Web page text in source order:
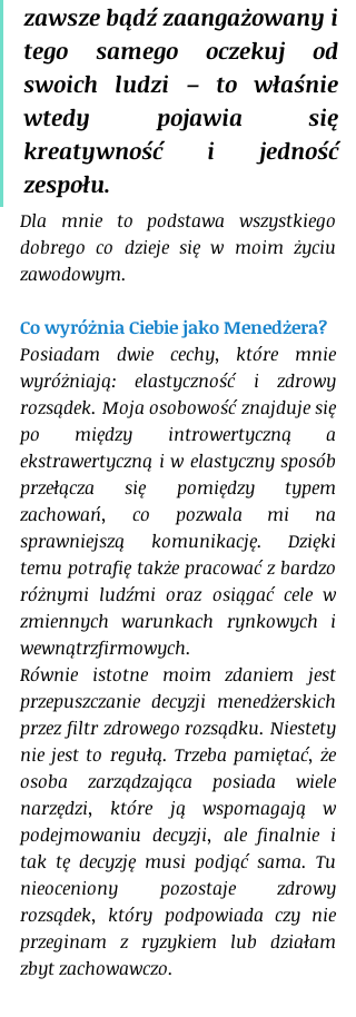
zawsze bądź zaangażowany i
tego samego oczekuj od
swoich ludzi – to właśnie
wtedy pojawia się
kreatywność i jedność
zespołu.
Dla mnie to podstawa wszystkiego
dobrego co dzieje się w moim życiu
zawodowym.
Co wyróżnia Ciebie jako Menedżera?
Posiadam dwie cechy, które mnie
wyróżniają: elastyczność i zdrowy
rozsądek. Moja osobowość znajduje się
po między introwertyczną a
ekstrawertyczną i w elastyczny sposób
przełącza się pomiędzy typem
zachowań, co pozwala mi na
sprawniejszą komunikację. Dzięki
temu potrafię także pracować z bardzo
różnymi ludźmi oraz osiągać cele w
zmiennych warunkach rynkowych i
wewnątrzfirmowych.
Równie istotne moim zdaniem jest
przepuszczanie decyzji menedżerskich
przez filtr zdrowego rozsądku. Niestety
nie jest to regułą. Trzeba pamiętać, że
osoba zarządzająca posiada wiele
narzędzi, które ją wspomagają w
podejmowaniu decyzji, ale finalnie i
tak tę decyzję musi podjąć sama. Tu
nieoceniony pozostaje zdrowy
rozsądek, który podpowiada czy nie
przeginam z ryzykiem lub działam
zbyt zachowawczo.